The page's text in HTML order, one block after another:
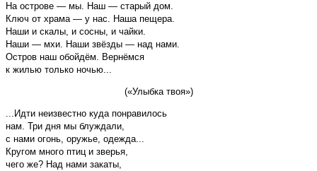
На острове — мы. Наш — старый дом.
Ключ от храма — у нас. Наша пещера.
Наши и скалы, и сосны, и чайки.
Наши — мхи. Наши звёзды — над нами.
Остров наш обойдём. Вернёмся
к жилью только ночью...
(«Улыбка твоя»)
...Идти неизвестно куда понравилось
нам. Три дня мы блуждали,
с нами огонь, оружье, одежда...
Кругом много птиц и зверья,
чего же? Над нами закаты,